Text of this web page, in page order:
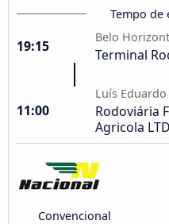
Tempo de
19:15
Belo
Terminal
11:00
Luís
Rodoviária
Agricola
Convencional